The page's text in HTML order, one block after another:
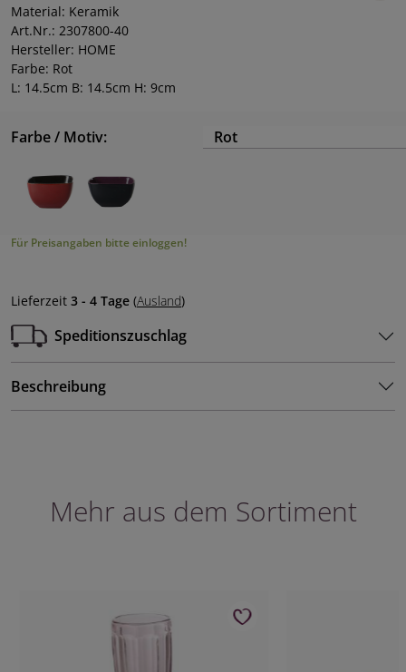
Material: Keramik
Art.Nr.: 2307800-40
Hersteller: HOME
Farbe: Rot
L: 14.5cm B: 14.5cm H: 9cm
Farbe / Motiv: Rot
Für Preisangaben bitte einloggen!
Lieferzeit 3 - 4 Tage (Ausland)
Speditionszuschlag
Beschreibung
Mehr aus dem Sortiment